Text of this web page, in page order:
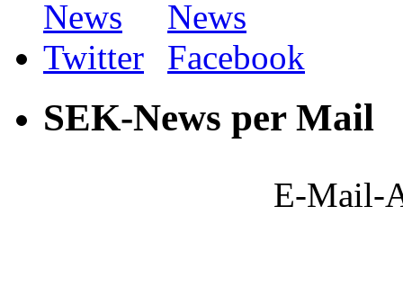
SEK-News per Mail
E-Mail-